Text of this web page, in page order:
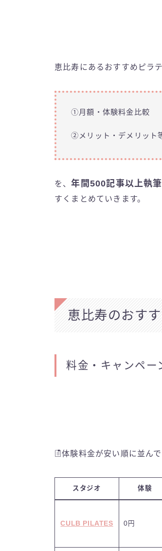
恵比寿にあるおすすめピラ
①月額・体験料金比較
②メリット・デメリット
を、年間500記事以上執
すくまとめていきます。
恵比寿のおす
料金・キャンペー
体験料金が安い順に並ん
スタジオ 体験
CULB PILATES 0円